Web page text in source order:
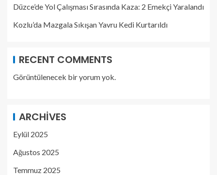
Düzce’de Yol Çalışması Sırasında Kaza: 2 Emekçi Yaralandı
Kozlu’da Mazgala Sıkışan Yavru Kedi Kurtarıldı
RECENT COMMENTS
Görüntülenecek bir yorum yok.
ARCHIVES
Eylül 2025
Ağustos 2025
Temmuz 2025